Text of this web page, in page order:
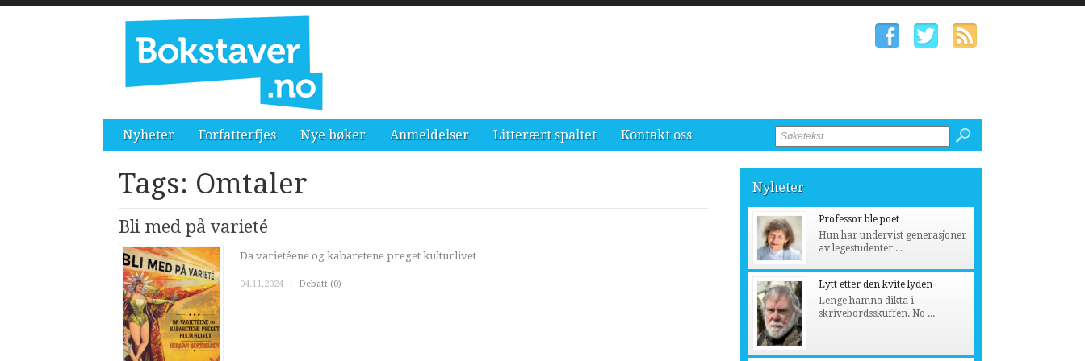
Nyheter Forfatterfjes Nye bøker Anmeldelser Litterært spaltet Kontakt oss
Tags: Omtaler
Bli med på varieté
Da varietéene og kabaretene preget kulturlivet
04.11.2024 | Debatt (0)
Nyheter
Professor ble poet
Hun har undervist generasjoner
av legestudenter ...
Lytt etter den kvite lyden
Lenge hamna dikta i
skrivebordsskuffen. No ...